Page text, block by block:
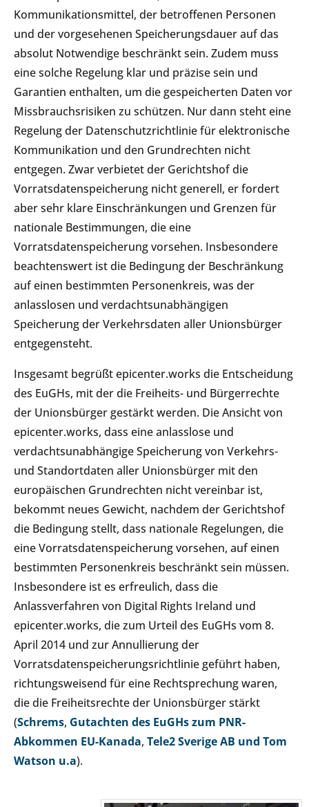
Kommunikationsmittel, der betroffenen Personen
und der vorgesehenen Speicherungsdauer auf das
absolut Notwendige beschränkt sein. Zudem muss
eine solche Regelung klar und präzise sein und
Garantien enthalten, um die gespeicherten Daten vor
Missbrauchsrisiken zu schützen. Nur dann steht eine
Regelung der Datenschutzrichtlinie für elektronische
Kommunikation und den Grundrechten nicht
entgegen. Zwar verbietet der Gerichtshof die
Vorratsdatenspeicherung nicht generell, er fordert
aber sehr klare Einschränkungen und Grenzen für
nationale Bestimmungen, die eine
Vorratsdatenspeicherung vorsehen. Insbesondere
beachtenswert ist die Bedingung der Beschränkung
auf einen bestimmten Personenkreis, was der
anlasslosen und verdachtsunabhängigen
Speicherung der Verkehrsdaten aller Unionsbürger
entgegensteht.
Insgesamt begrüßt epicenter.works die Entscheidung
des EuGHs, mit der die Freiheits- und Bürgerrechte
der Unionsbürger gestärkt werden. Die Ansicht von
epicenter.works, dass eine anlasslose und
verdachtsunabhängige Speicherung von Verkehrs-
und Standortdaten aller Unionsbürger mit den
europäischen Grundrechten nicht vereinbar ist,
bekommt neues Gewicht, nachdem der Gerichtshof
die Bedingung stellt, dass nationale Regelungen, die
eine Vorratsdatenspeicherung vorsehen, auf einen
bestimmten Personenkreis beschränkt sein müssen.
Insbesondere ist es erfreulich, dass die
Anlassverfahren von Digital Rights Ireland und
epicenter.works, die zum Urteil des EuGHs vom 8.
April 2014 und zur Annullierung der
Vorratsdatenspeicherungsrichtlinie geführt haben,
richtungsweisend für eine Rechtsprechung waren,
die die Freiheitsrechte der Unionsbürger stärkt
(Schrems, Gutachten des EuGHs zum PNR-
Abkommen EU-Kanada, Tele2 Sverige AB und Tom
Watson u.a).